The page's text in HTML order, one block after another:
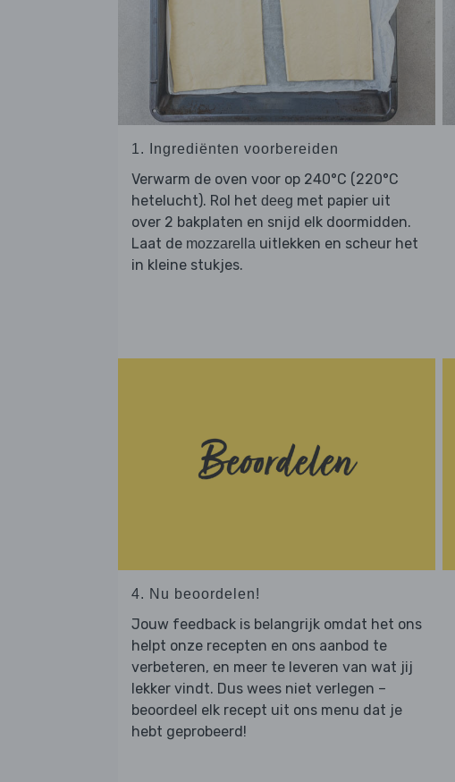
1. Ingrediënten voorbereiden
Verwarm de oven voor op 240°C (220°C
hetelucht). Rol het deeg met papier uit
over 2 bakplaten en snijd elk doormidden.
Laat de mozzarella uitlekken en scheur het
in kleine stukjes.
4. Nu beoordelen!
Jouw feedback is belangrijk omdat het ons
helpt onze recepten en ons aanbod te
verbeteren, en meer te leveren van wat jij
lekker vindt. Dus wees niet verlegen –
beoordeel elk recept uit ons menu dat je
hebt geprobeerd!